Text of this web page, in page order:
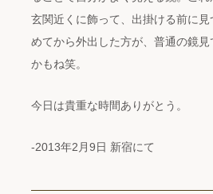
玄関近くに飾って、出掛ける前に
めてから外出した方が、普通の鏡
かもね笑。
今日は貴重な時間ありがとう。
-2013年2月9日 新宿にて